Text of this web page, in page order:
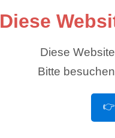
Diese
Diese
Bitte
👉